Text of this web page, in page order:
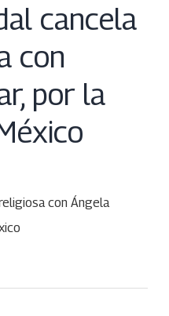
cancela
con
por la
con Ángela